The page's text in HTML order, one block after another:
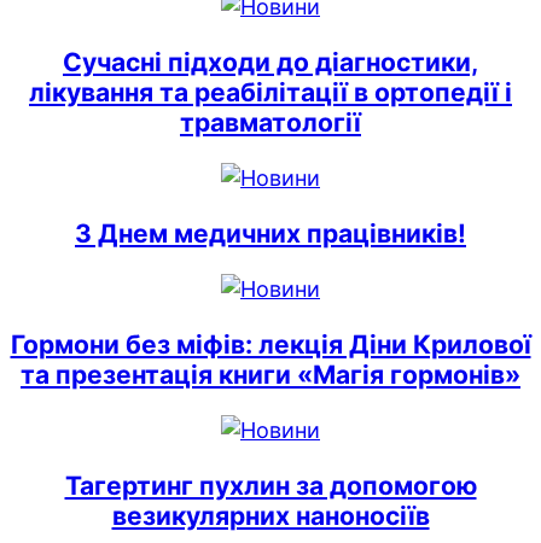
Сучасні підходи до діагностики,
лікування та реабілітації в ортопедії і
травматології
З Днем медичних працівників!
Гормони без міфів: лекція Діни Крилової
та презентація книги «Магія гормонів»
Тагертинг пухлин за допомогою
везикулярних наноносіїв